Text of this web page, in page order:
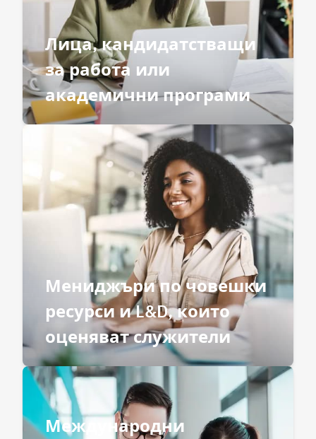
Лица, кандидатстващи
за работа или
академични програми
Мениджъри по човешки
ресурси и L&D, които
оценяват служители
Международни